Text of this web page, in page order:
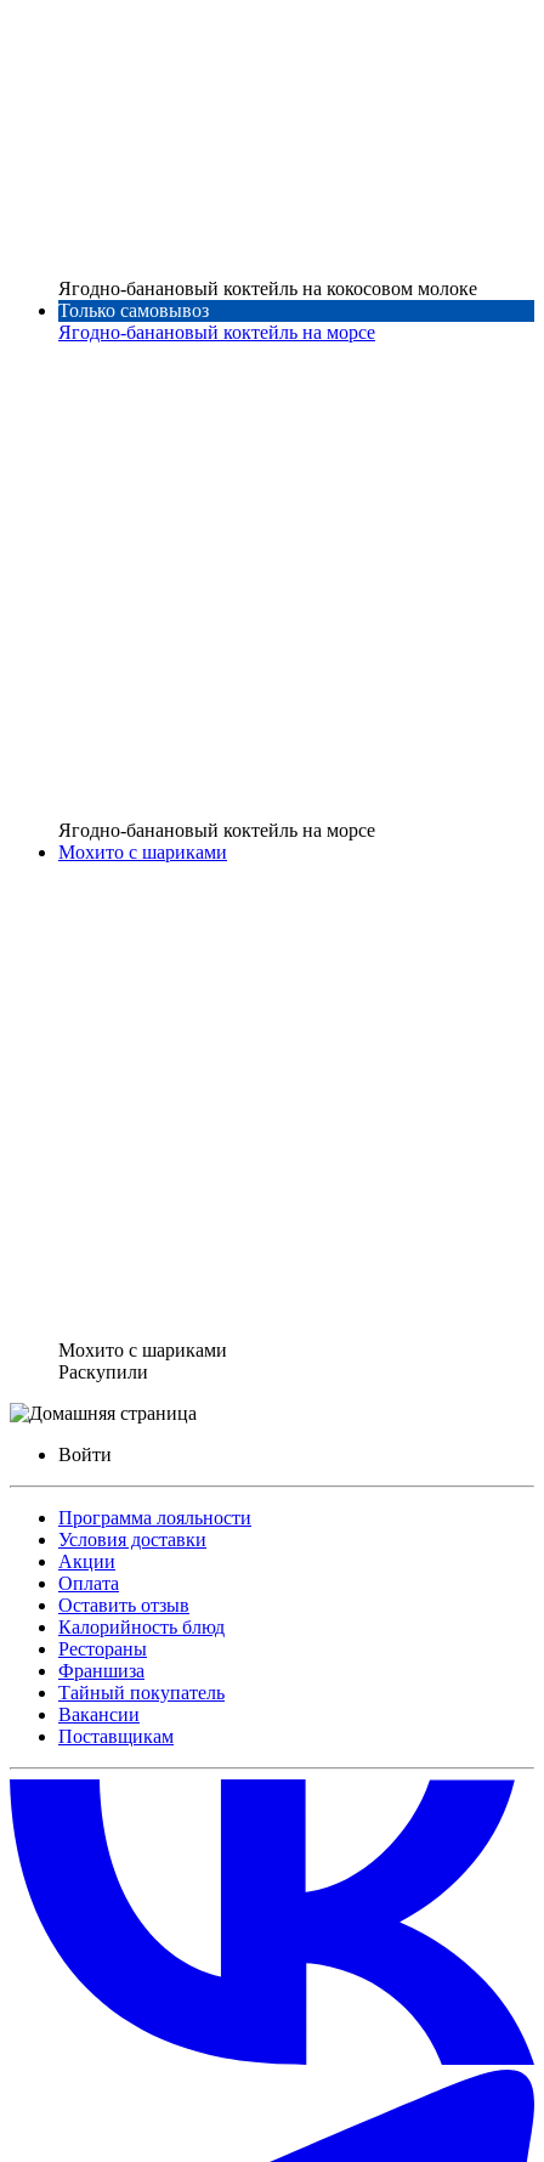
Ягодно-банановый коктейль на кокосовом молоке
Только самовывоз
Ягодно-банановый коктейль на морсе
Ягодно-банановый коктейль на морсе
Мохито с шариками
Мохито с шариками
Раскупили
Войти
Программа лояльности
Условия доставки
Акции
Оплата
Оставить отзыв
Калорийность блюд
Рестораны
Франшиза
Тайный покупатель
Вакансии
Поставщикам